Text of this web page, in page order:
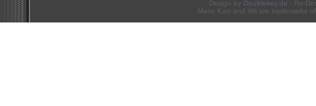
Design by Doublekey.de - Re-
Mario Kart and Wii are trademarks